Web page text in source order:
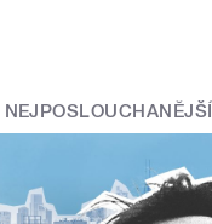
NEJPOSLOUCHANĚJŠÍ